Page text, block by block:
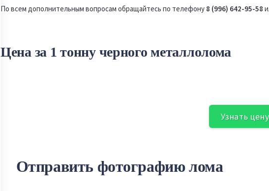
По всем дополнительным вопросам обращайтесь по телефону 8 (996) 642-95-58
Цена за 1 тонну черного металлолома
Узнать цену
Отправить фотографию лома